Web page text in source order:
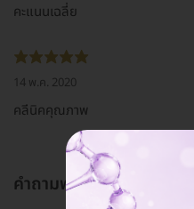
คะแนนเฉลี่ย
14 พ.ค. 2020
คลีนิคคุณภาพ
คำถามพบบ่อย